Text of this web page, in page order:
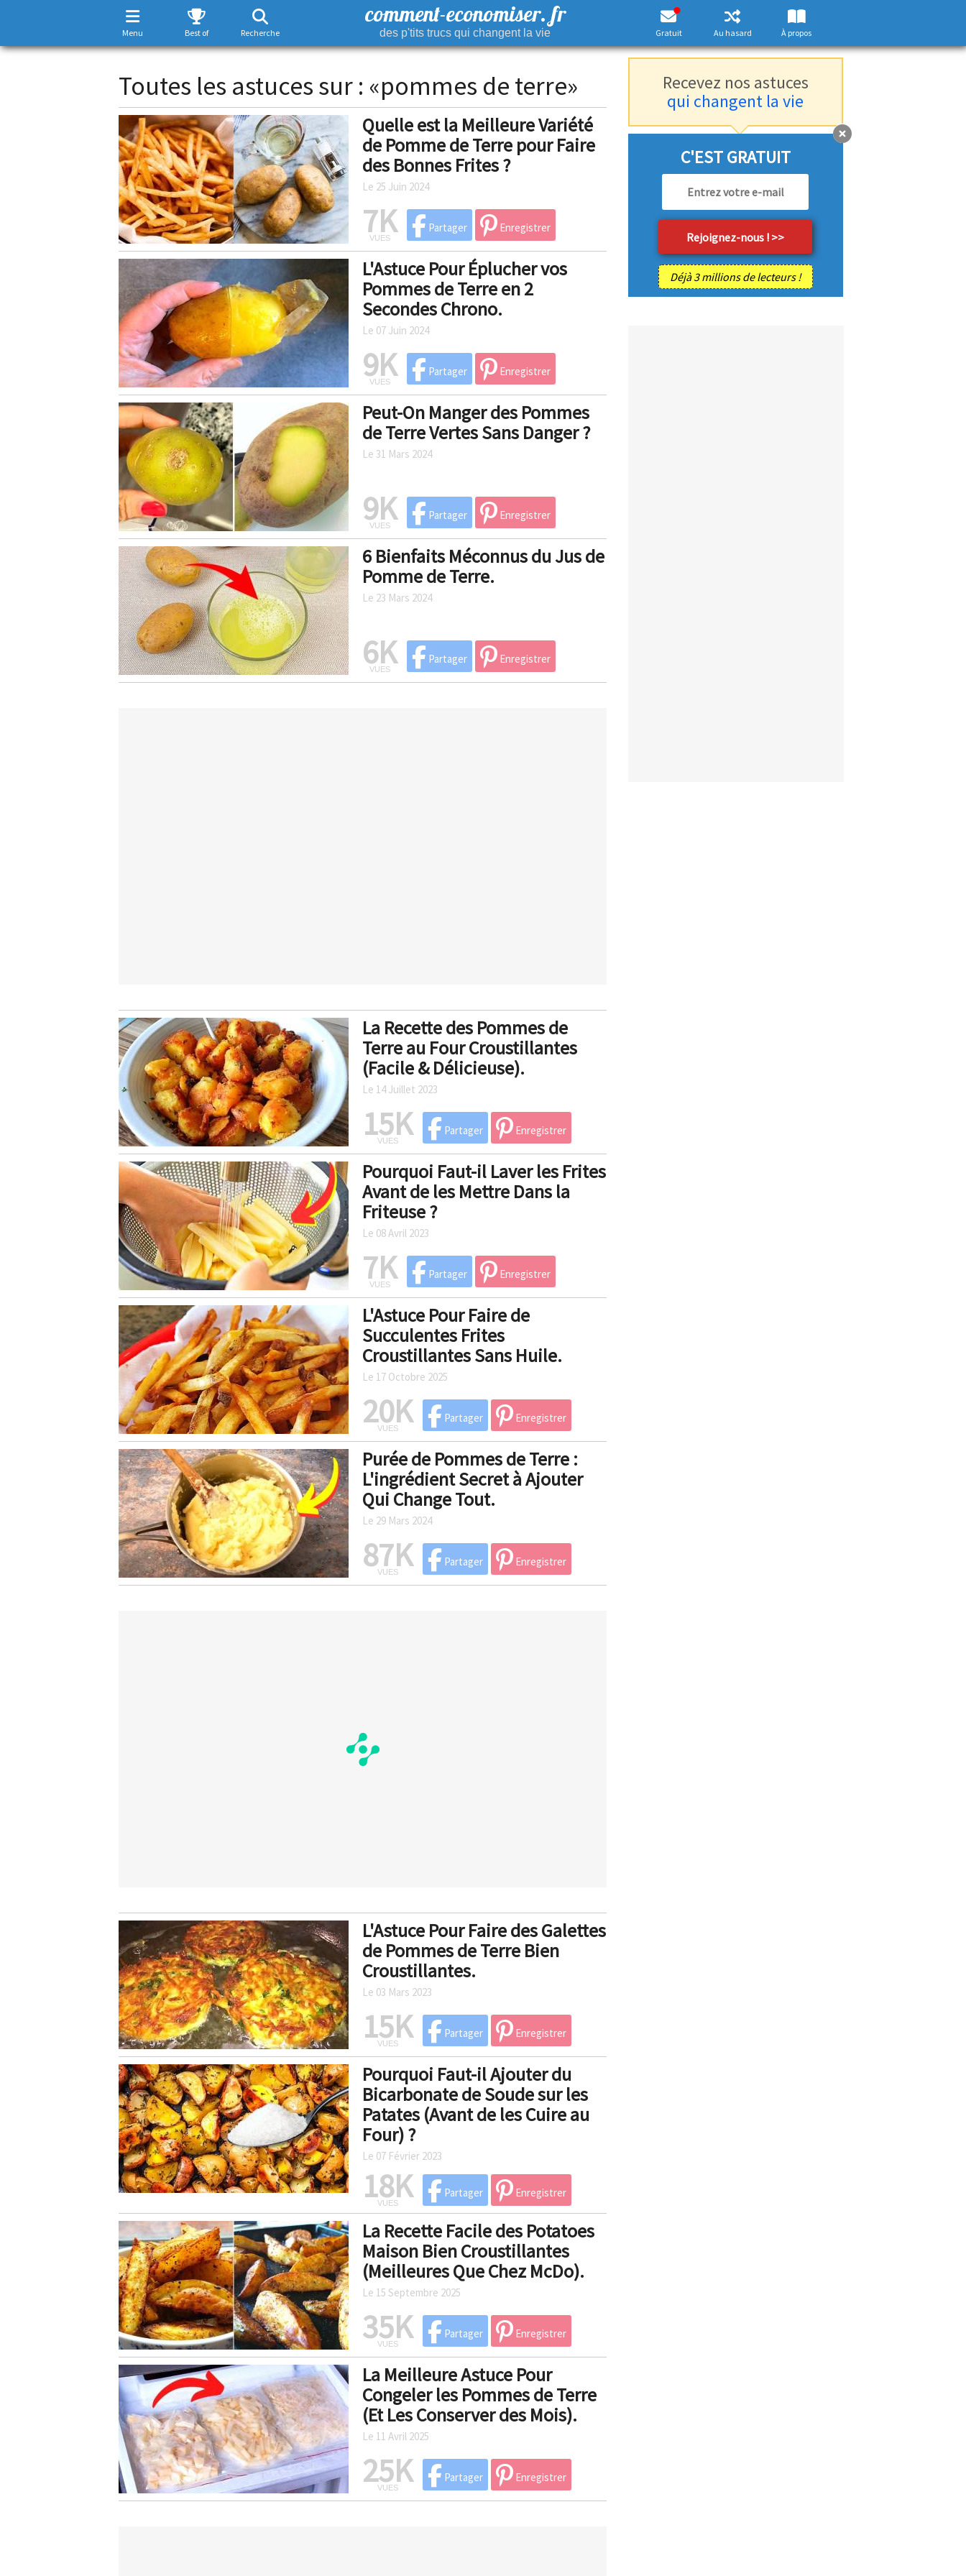
Menu Best of Recherche
comment-economiser. fr
des p'tits trucs qui changent la vie Gratuit Au hasard À propos
Toutes les astuces sur : «pommes de terre»
Quelle est la Meilleure Variété
de Pomme de Terre pour Faire
des Bonnes Frites ?
Le 25 Juin 2024
7K
VUES
Partager Enregistrer
L'Astuce Pour Éplucher vos
Pommes de Terre en 2
Secondes Chrono.
Le 07 Juin 2024
9K
VUES
Partager Enregistrer
Peut-On Manger des Pommes
de Terre Vertes Sans Danger ?
Le 31 Mars 2024
9K
VUES
Partager Enregistrer
6 Bienfaits Méconnus du Jus de
Pomme de Terre.
Le 23 Mars 2024
6K
VUES
Partager Enregistrer
La Recette des Pommes de
Terre au Four Croustillantes
(Facile & Délicieuse).
Le 14 Juillet 2023
15K
VUES
Partager Enregistrer
Pourquoi Faut-il Laver les Frites
Avant de les Mettre Dans la
Friteuse ?
Le 08 Avril 2023
7K
VUES
Partager Enregistrer
L'Astuce Pour Faire de
Succulentes Frites
Croustillantes Sans Huile.
Le 17 Octobre 2025
20K
VUES
Partager Enregistrer
Purée de Pommes de Terre :
L'ingrédient Secret à Ajouter
Qui Change Tout.
Le 29 Mars 2024
87K
VUES
Partager Enregistrer
L'Astuce Pour Faire des Galettes
de Pommes de Terre Bien
Croustillantes.
Le 03 Mars 2023
15K
VUES
Partager Enregistrer
Pourquoi Faut-il Ajouter du
Bicarbonate de Soude sur les
Patates (Avant de les Cuire au
Four) ?
Le 07 Février 2023
18K
VUES
Partager Enregistrer
La Recette Facile des Potatoes
Maison Bien Croustillantes
(Meilleures Que Chez McDo).
Le 15 Septembre 2025
35K
VUES
Partager Enregistrer
La Meilleure Astuce Pour
Congeler les Pommes de Terre
(Et Les Conserver des Mois).
Le 11 Avril 2025
25K
VUES
Partager Enregistrer
Recevez nos astuces
qui changent la vie
C'EST GRATUIT
Déjà 3 millions de lecteurs !